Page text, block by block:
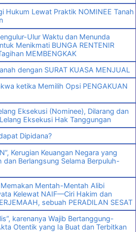
Hukum Lewat Praktik NOMINEE Tanah
Ulur Waktu dan Menunda
Menikmati BUNGA RENTENIR
MEMBENGKAK
dengan SURAT KUASA MENJUAL
ketika Memilih Opsi PENGAKUAN
Eksekusi (Nominee), Dilarang dan
Eksekusi Hak Tanggungan
Dipidana?
Kerugian Keuangan Negara yang
dan Berlangsung Selama Berpuluh-
Mentah-Mentah Alibi
Kelewat NAIF—Ciri Hakim dan
sebuah PERADILAN SESAT
karenanya Wajib Bertanggung-
Otentik yang Ia Buat dan Terbitkan